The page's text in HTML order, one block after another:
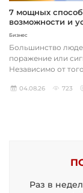
7 мощных
возможности и
Бизнес
Большинство
поражение или
Независимо от
04.08.26 723
Раз в